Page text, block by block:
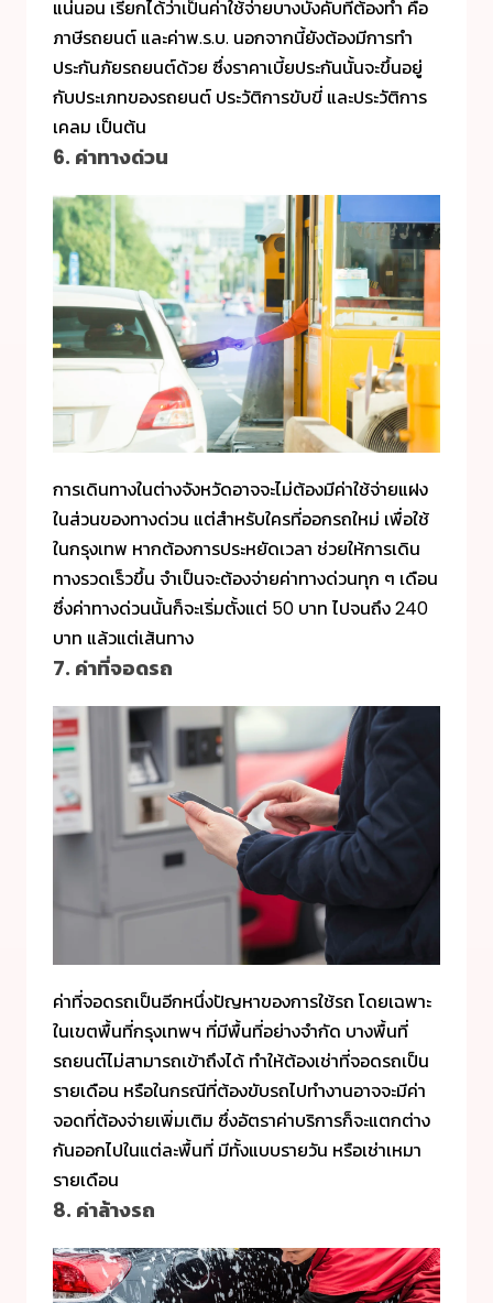
แน่นอน เรียกได้ว่าเป็นค่าใช้จ่ายบางบังคับที่ต้องทำ คือ
ภาษีรถยนต์ และค่าพ.ร.บ. นอกจากนี้ยังต้องมีการทำ
ประกันภัยรถยนต์ด้วย ซึ่งราคาเบี้ยประกันนั้นจะขึ้นอยู่
กับประเภทของรถยนต์ ประวัติการขับขี่ และประวัติการ
เคลม เป็นต้น
6. ค่าทางด่วน
การเดินทางในต่างจังหวัดอาจจะไม่ต้องมีค่าใช้จ่ายแฝง
ในส่วนของทางด่วน แต่สำหรับใครที่ออกรถใหม่ เพื่อใช้
ในกรุงเทพ หากต้องการประหยัดเวลา ช่วยให้การเดิน
ทางรวดเร็วขึ้น จำเป็นจะต้องจ่ายค่าทางด่วนทุก ๆ เดือน
ซึ่งค่าทางด่วนนั้นก็จะเริ่มตั้งแต่ 50 บาท ไปจนถึง 240
บาท แล้วแต่เส้นทาง
7. ค่าที่จอดรถ
ค่าที่จอดรถเป็นอีกหนึ่งปัญหาของการใช้รถ โดยเฉพาะ
ในเขตพื้นที่กรุงเทพฯ ที่มีพื้นที่อย่างจำกัด บางพื้นที่
รถยนต์ไม่สามารถเข้าถึงได้ ทำให้ต้องเช่าที่จอดรถเป็น
รายเดือน หรือในกรณีที่ต้องขับรถไปทำงานอาจจะมีค่า
จอดที่ต้องจ่ายเพิ่มเติม ซึ่งอัตราค่าบริการก็จะแตกต่าง
กันออกไปในแต่ละพื้นที่ มีทั้งแบบรายวัน หรือเช่าเหมา
รายเดือน
8. ค่าล้างรถ